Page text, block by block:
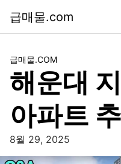
급매물.com
급매물.COM
해운대
아파트
8월 29, 2025